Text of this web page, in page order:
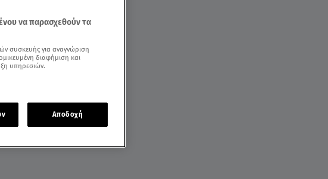
να παρασχεθούν τα
συσκευής για αναγνώριση
διαφήμιση και
υπηρεσιών.
Αποδοχή